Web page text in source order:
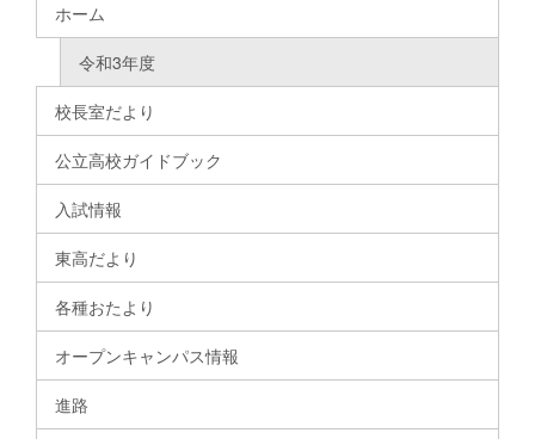
ホーム
令和3年度
校長室だより
公立高校ガイドブック
入試情報
東高だより
各種おたより
オープンキャンパス情報
進路